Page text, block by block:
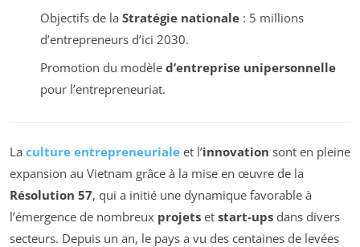
Objectifs de la Stratégie nationale: 5 millions
d’entrepreneurs d’ici 2030.
Promotion du modèle d’entreprise unipersonnelle
pour l’entrepreneuriat.
La culture entrepreneuriale et l’innovation sont en pleine
expansion au Vietnam grâce à la mise en œuvre de la
Résolution 57, qui a initié une dynamique favorable à
l’émergence de nombreux projets et start-ups dans divers
secteurs. Depuis un an, le pays a vu des centaines de levées